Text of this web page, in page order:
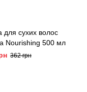
для сухих волос
Nourishing 500 мл
362 грн